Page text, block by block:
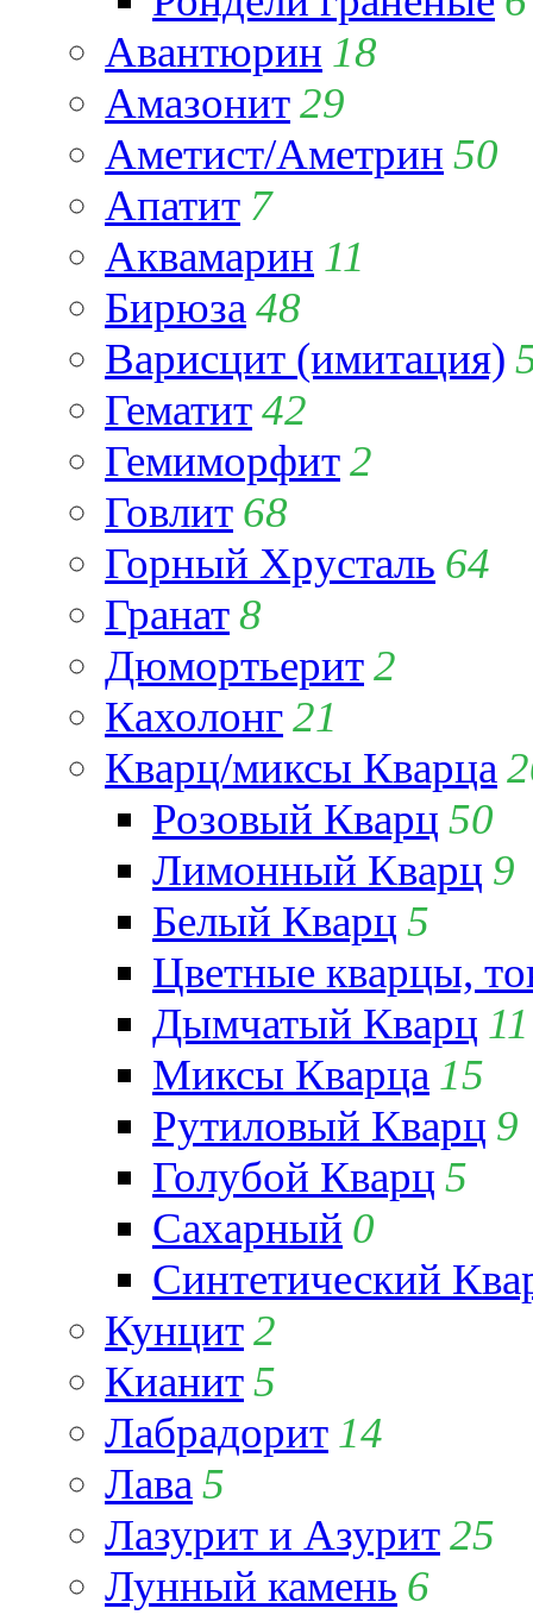
Авантюрин 18
Амазонит29
Аметист/Аметрин 50
Апатит 7
Аквамарин 11
Бирюза 48
Варисцит (имитация)
Гематит42
Гемиморфит2
Говлит 68
Горный Хрусталь 64
Гранат8
Дюмортьерит2
Кахолонг21
Кварц/миксы Кварца
Розовый Кварц 50
Лимонный Кварц 9
Белый Кварц 5
Цветные кварцы,
Дымчатый Кварц 11
Миксы Кварца 15
Рутиловый Кварц 9
Голубой Кварц 5
Сахарный 0
Синтетический
Кунцит2
Кианит5
Лабрадорит 14
Лава 5
Лазурит и Азурит25
Лунный камень 6